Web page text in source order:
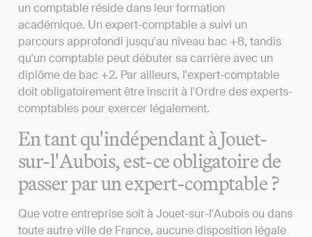
un comptable réside dans leur formation
académique. Un expert-comptable a suivi un
parcours approfondi jusqu'au niveau bac +8, tandis
qu'un comptable peut débuter sa carrière avec un
diplôme de bac +2. Par ailleurs, l'expert-comptable
doit obligatoirement être inscrit à l'Ordre des experts-
comptables pour exercer légalement.
En tant qu'indépendant à Jouet-
sur-l'Aubois, est-ce obligatoire de
passer par un expert-comptable ?
Que votre entreprise soit à Jouet-sur-l'Aubois ou dans
toute autre ville de France, aucune disposition légale